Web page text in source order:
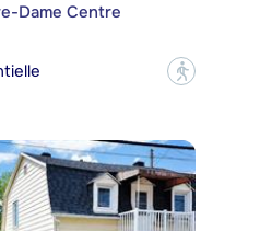
Dame Centre
?